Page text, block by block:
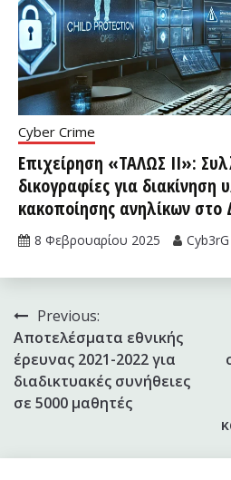
Cyber Crime
Επιχείρηση «ΤΑΛΩΣ II»:
δικογραφίες για διακίνηση
κακοποίησης ανηλίκων στο
8 Φεβρουαρίου 2025 Cyb3rG
Πλοήγηση
άρθρων
Previous:
Aποτελέσματα εθνικής
έρευνας 2021-2022 για
διαδικτυακές συνήθειες
σε 5000 μαθητές